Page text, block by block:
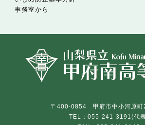
事務室から
〒400-0854 甲府市中小河原町
TEL：055-241-3191(代